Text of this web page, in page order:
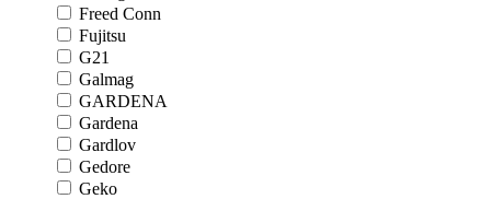
Freed Conn
Fujitsu
G21
Galmag
GARDENA
Gardena
Gardlov
Gedore
Geko